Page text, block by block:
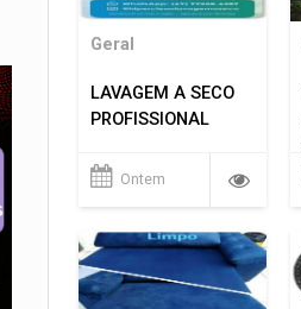
Geral
LAVAGEM A SECO
PROFISSIONAL
Ontem